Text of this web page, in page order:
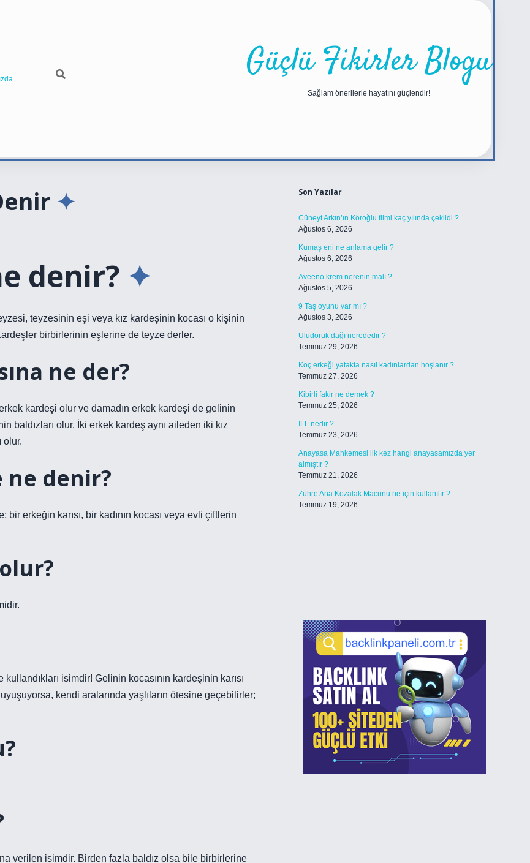
Güçlü Fikirler Blogu
Sağlam önerilerle hayatını güçlendir!
denir?
teyzesinin eşi veya kız kardeşinin kocası o kişinin
birbirlerinin eşlerine de teyze derler.
ne der?
kardeşi olur ve damadın erkek kardeşi de gelinin
baldızları olur. İki erkek kardeş aynı aileden iki kız
olur.
denir?
erkeğin karısı, bir kadının kocası veya evli çiftlerin
isimdir! Gelinin kocasının kardeşinin karısı
kendi aralarında yaşlıların ötesine geçebilirler;
verilen isimdir. Birden fazla baldız olsa bile birbirlerine
Son Yazılar
Cüneyt Arkın’ın Köroğlu filmi kaç yılında çekildi ?
Ağustos 6, 2026
Kumaş eni ne anlama gelir ?
Ağustos 6, 2026
Aveeno krem nerenin malı ?
Ağustos 5, 2026
9 Taş oyunu var mı ?
Ağustos 3, 2026
Uludoruk dağı nerededir ?
Temmuz 29, 2026
Koç erkeği yatakta nasıl kadınlardan hoşlanır ?
Temmuz 27, 2026
Kibirli fakir ne demek ?
Temmuz 25, 2026
ILL nedir ?
Temmuz 23, 2026
Anayasa Mahkemesi ilk kez hangi anayasamızda yer
almıştır ?
Temmuz 21, 2026
Zühre Ana Kozalak Macunu ne için kullanılır ?
Temmuz 19, 2026